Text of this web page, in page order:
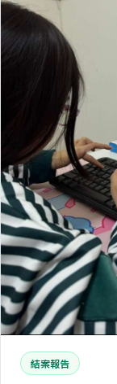
結案報告